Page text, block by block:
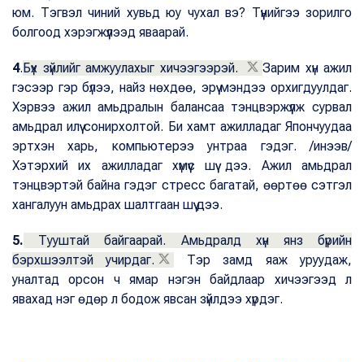
юм. Тэгвэл чиний хувьд юу чухал вэ? Түүнийгээ зорилго
болгоод хэрэгжүүлээд яваарай.
4.Бүх зүйлийг амжуулахыг хичээгээрэй.
Зарим хүн ажил
гэсээр гэр бүлээ, найз нөхдөө, эрүү мэндээ орхигдуулдаг.
Хэрвээ ажил амьдралын балансаа тэнцвэржүүлж сурвал
амьдрал илүү сонирхолтой. Би хамт ажилладаг Япончуудаа
эртхэн харь, компьютерээ унтраа гэдэг. /инээв/
Хэтэрхий их ажилладаг хүмүүс шүү дээ. Ажил амьдрал
тэнцвэртэй байна гэдэг стресс багатай, өөртөө сэтгэл
хангалуун амьдрах шалтгаан шүү дээ.
5.
Тууштай байгаарай. Амьдралд хүн янз бүрийн
бэрхшээлтэй учирдаг.
Тэр замд яаж уруудаж,
уналтад орсон ч ямар нэгэн байдлаар хичээгээд л
явахад нэг өдөр л бодож явсан зүйлдээ хүрдэг.